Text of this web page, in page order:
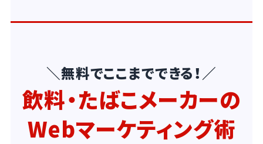
＼無料でここまでできる！／
飲料・たばこメーカーの
Webマーケティング術